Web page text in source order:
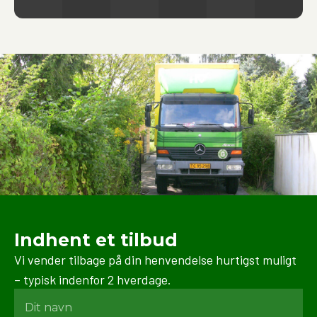
materialer og teknikker for at beskytte dine ejendele
Indhent et tilbud
Vi vender tilbage på din henvendelse hurtigst muligt
– typisk indenfor 2 hverdage.